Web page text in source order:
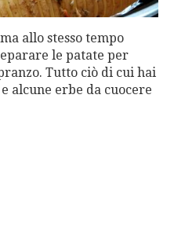
allo stesso tempo
le patate per
Tutto ciò di cui hai
alcune erbe da cuocere